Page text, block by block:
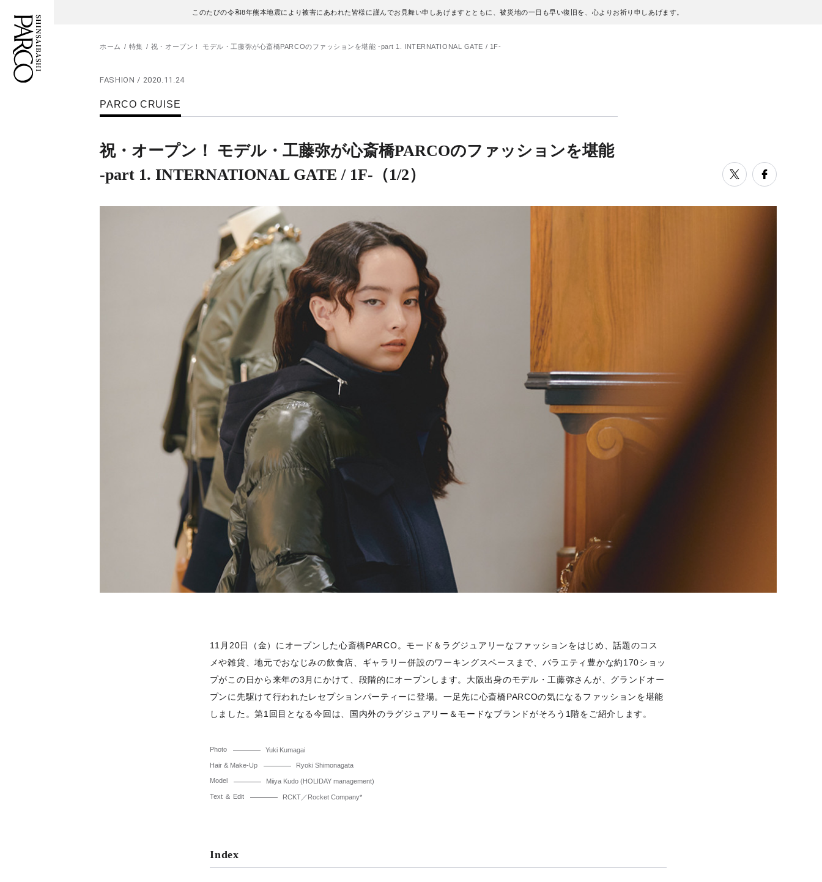
このたびの令和8年熊本地震により被害にあわれた皆様に謹んでお見舞い申しあげますとともに、被災地の一日も早い復旧を、心よりお祈り申しあげます。
施設案内・アクセス
イベント・ポップアップ
ニュース
ホーム 特集 祝・オープン！ モデル・工藤弥が心斎橋PARCOのファッションを堪能 -part 1. INTERNATIONAL GATE / 1F-
FASHION / 2020.11.24
PARCO CRUISE
祝・オープン！ モデル・工藤弥が心斎橋PARCOのファッションを堪能
-part 1. INTERNATIONAL GATE / 1F- （1/2）
11月20日（金）にオープンした心斎橋PARCO。モード＆ラグジュアリーなファッションをはじめ、話題のコス
メや雑貨、地元でおなじみの飲食店、ギャラリー併設のワーキングスペースまで、バラエティ豊かな約170ショッ
プがこの日から来年の3月にかけて、段階的にオープンします。大阪出身のモデル・工藤弥さんが、グランドオー
プンに先駆けて行われたレセプションパーティーに登場。一足先に心斎橋PARCOの気になるファッションを堪能
しました。第1回目となる今回は、国内外のラグジュアリー＆モードなブランドがそろう1階をご紹介します。
Photo Yuki Kumagai
Hair & Make-Up Ryoki Shimonagata
Model Miiya Kudo (HOLIDAY management)
Text ＆ Edit RCKT／Rocket Company*
Index